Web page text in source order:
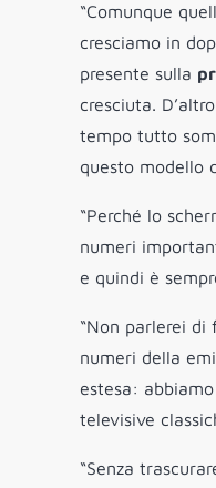
“Comunque
cresciamo in
presente sulla
cresciuta.
tempo tutto
questo modello
“Perché lo
numeri
e quindi è
“Non parlerei di
numeri della
estesa:
televisive
“Senza